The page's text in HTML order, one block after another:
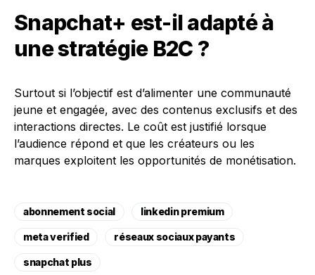
Snapchat+ est-il adapté à
une stratégie B2C ?
Surtout si l’objectif est d’alimenter une communauté
jeune et engagée, avec des contenus exclusifs et des
interactions directes. Le coût est justifié lorsque
l’audience répond et que les créateurs ou les
marques exploitent les opportunités de monétisation.
abonnement social linkedin premium
meta verified réseaux sociaux payants
snapchat plus